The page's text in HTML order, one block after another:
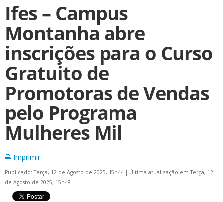
Ifes – Campus
Montanha abre
inscrições para o Curso
Gratuito de
Promotoras de Vendas
pelo Programa
Mulheres Mil
Imprimir
Publicado: Terça, 12 de Agosto de 2025, 15h44 | Última atualização em Terça, 12
de Agosto de 2025, 15h48